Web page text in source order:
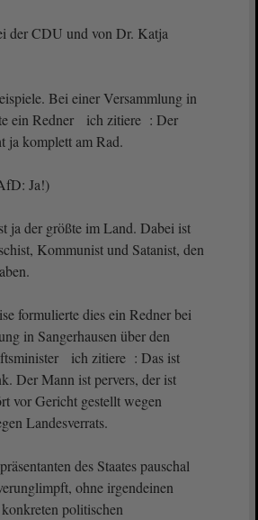
der CDU und von Dr. Katja
Bei einer Versammlung in
ein Redner ich zitiere : Der
ja komplett am Rad.
Ja!)
ja der größte im Land. Dabei ist
Kommunist und Satanist, den
formulierte dies ein Redner bei
in Sangerhausen über den
ich zitiere : Das ist
Der Mann ist pervers, der ist
vor Gericht gestellt wegen
Landesverrats.
des Staates pauschal
ohne irgendeinen
politischen